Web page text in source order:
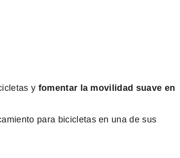
y fomentar la movilidad suave en
para bicicletas en una de sus